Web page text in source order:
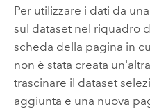
Per utilizzare i dati da
sul dataset nel riquadro
scheda della pagina in
non è stata creata
trascinare il dataset
aggiunta e una nuova